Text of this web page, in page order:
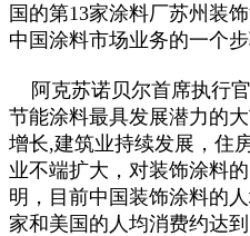
国的第13家涂料厂苏州装
中国涂料市场业务的一个步
阿克苏诺贝尔首席执行
节能涂料最具发展潜力的
增长,建筑业持续发展，住
业不端扩大，对装饰涂料
明，目前中国装饰涂料的
家和美国的人均消费约达